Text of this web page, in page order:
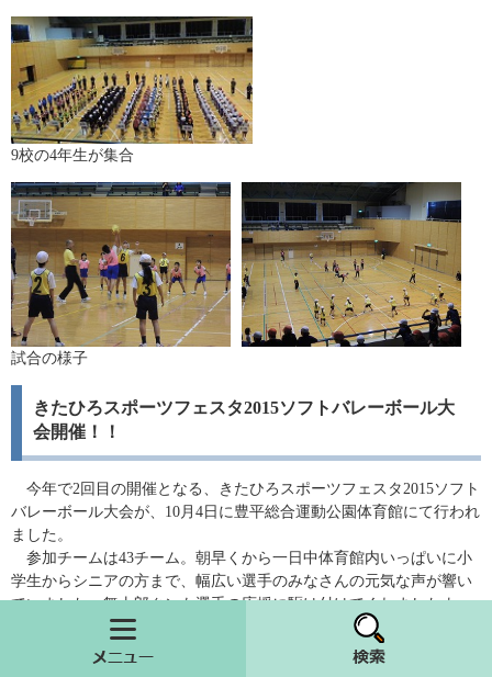
検索
9校の4年生が集合
試合の様子
きたひろスポーツフェスタ2015ソフトバレーボール大
会開催！！
今年で2回目の開催となる、きたひろスポーツフェスタ2015ソフト
バレーボール大会が、10月4日に豊平総合運動公園体育館にて行われ
ました。
参加チームは43チーム。朝早くから一日中体育館内いっぱいに小
学生からシニアの方まで、幅広い選手のみなさんの元気な声が響い
ていました。舞太郎クンも選手の応援に駆け付けてくれましたよ。